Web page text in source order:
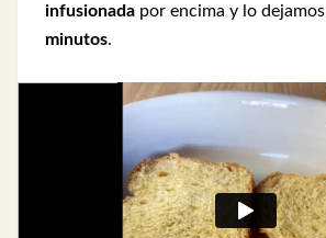
infusionada por encima y lo dejamos
minutos.